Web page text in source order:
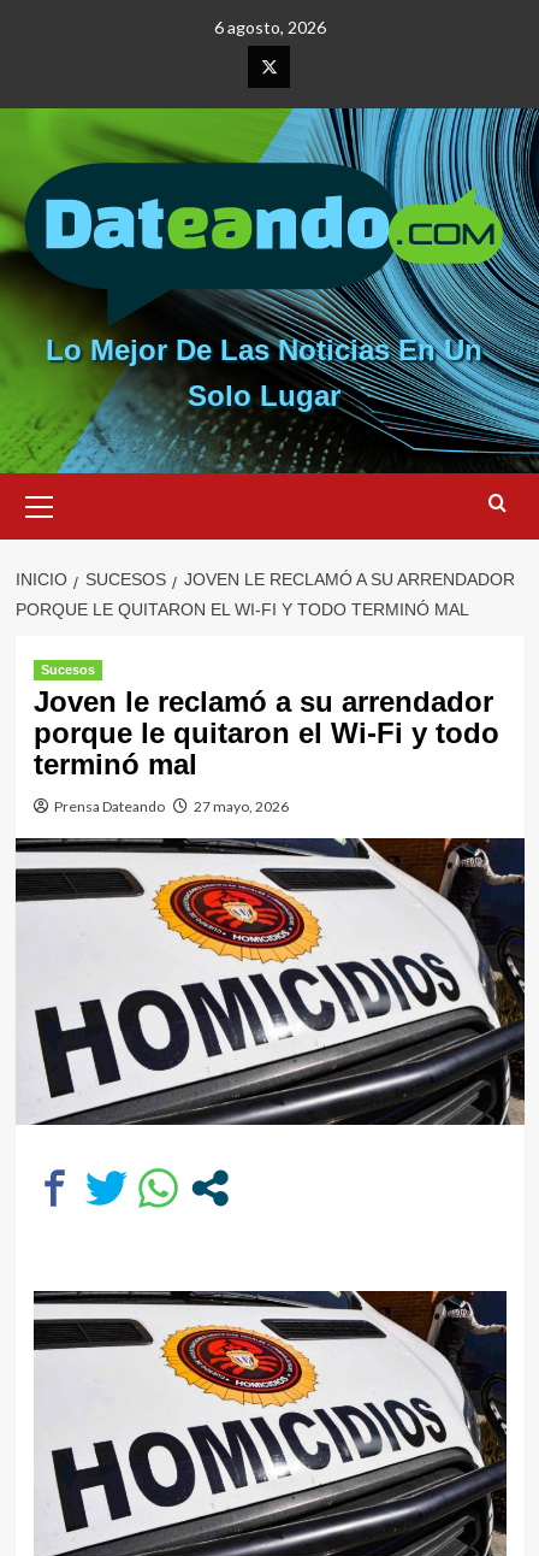
6 agosto, 2026
Elemento
del
menú
Lo Mejor De Las Noticias En Un
Solo Lugar
primario
INICIO SUCESOS
JOVEN LE RECLAMÓ A SU ARRENDADOR
PORQUE LE QUITARON EL WI-FI Y TODO TERMINÓ MAL
Sucesos
Joven le reclamó a su arrendador
porque le quitaron el Wi-Fi y todo
terminó mal
Prensa Dateando 27 mayo, 2026